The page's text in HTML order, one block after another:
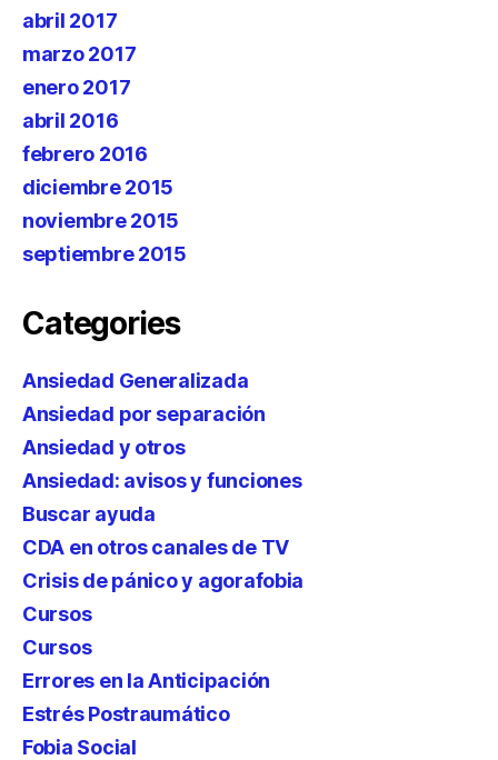
abril 2017
marzo 2017
enero 2017
abril 2016
febrero 2016
diciembre 2015
noviembre 2015
septiembre 2015
Categories
Ansiedad Generalizada
Ansiedad por separación
Ansiedad y otros
Ansiedad: avisos y funciones
Buscar ayuda
CDA en otros canales de TV
Crisis de pánico y agorafobia
Cursos
Cursos
Errores en la Anticipación
Estrés Postraumático
Fobia Social